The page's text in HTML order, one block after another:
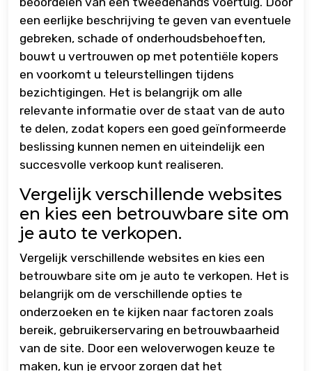
een eerlijke beschrijving te geven van eventuele
gebreken, schade of onderhoudsbehoeften,
bouwt u vertrouwen op met potentiële kopers
en voorkomt u teleurstellingen tijdens
bezichtigingen. Het is belangrijk om alle
relevante informatie over de staat van de auto
te delen, zodat kopers een goed geïnformeerde
beslissing kunnen nemen en uiteindelijk een
succesvolle verkoop kunt realiseren.
Vergelijk verschillende websites
en kies een betrouwbare site om
je auto te verkopen.
Vergelijk verschillende websites en kies een
betrouwbare site om je auto te verkopen. Het is
belangrijk om de verschillende opties te
onderzoeken en te kijken naar factoren zoals
bereik, gebruikerservaring en betrouwbaarheid
van de site. Door een weloverwogen keuze te
maken, kun je ervoor zorgen dat het